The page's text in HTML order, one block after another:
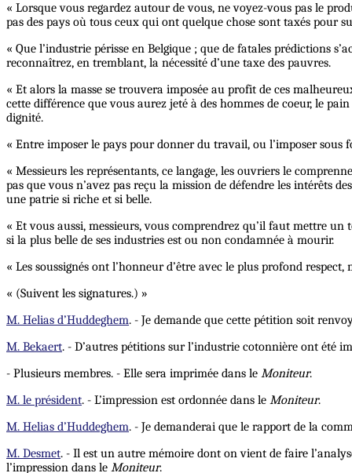
« Lorsque vous regardez autour de vous, ne voyez-vous pas le
pas des pays où tous ceux qui ont quelque chose sont taxés pour
« Que l’industrie périsse en Belgique ; que de fatales prédictions
reconnaîtrez, en tremblant, la nécessité d’une taxe des pauvres.
« Et alors la masse se trouvera imposée au profit de ces
cette différence que vous aurez jeté à des hommes de coeur, le
dignité.
« Entre imposer le pays pour donner du travail, ou l’imposer
« Messieurs les représentants, ce langage, les ouvriers le
pas que vous n’avez pas reçu la mission de défendre les intérêts
une patrie si riche et si belle.
« Et vous aussi, messieurs, vous comprendrez qu’il faut mettre
si la plus belle de ses industries est ou non condamnée à mourir.
« Les soussignés ont l’honneur d’être avec le plus profond
« (Suivent les signatures.) »
M. Helias d’Huddeghem. - Je demande que cette pétition soit
M. Bekaert. - D’autres pétitions sur l’industrie cotonnière ont été
- Plusieurs membres. - Elle sera imprimée dans le Moniteur.
M. le président. - L’impression est ordonnée dans le Moniteur.
M. Helias d’Huddeghem. - Je demanderai que le rapport de la
M. Desmet. - Il est un autre mémoire dont on vient de faire
l’impression dans le Moniteur.